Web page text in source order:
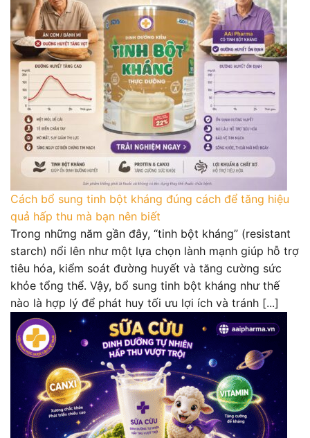
Cách bổ sung tinh bột kháng đúng cách để tăng hiệu
quả hấp thu mà bạn nên biết
Trong những năm gần đây, “tinh bột kháng” (resistant
starch) nổi lên như một lựa chọn lành mạnh giúp hỗ trợ
tiêu hóa, kiểm soát đường huyết và tăng cường sức
khỏe tổng thể. Vậy, bổ sung tinh bột kháng như thế
nào là hợp lý để phát huy tối ưu lợi ích và tránh [...]